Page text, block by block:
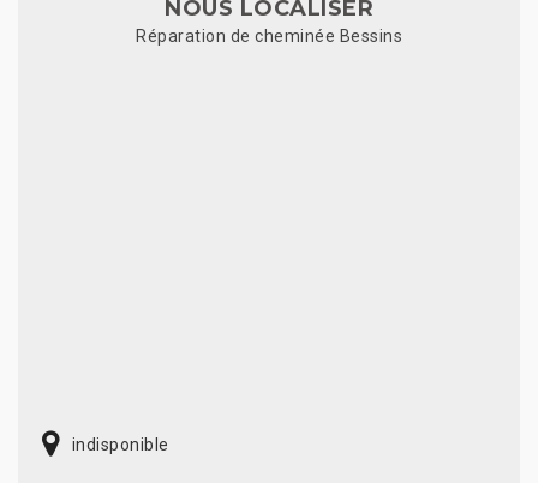
NOUS LOCALISER
Réparation de cheminée Bessins
indisponible